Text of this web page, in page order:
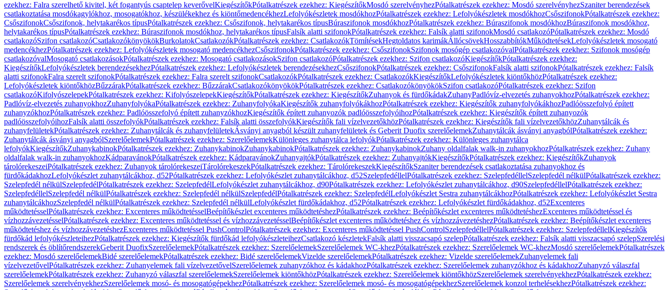
ezekhez: Falra szerelhető kivitel, két fogantyús csaptelep keverővelKiegészítőkPótalkatrészek ezekhez: KiegészítőkMosdó szerelvényhezPótalkatrészek ezekhez: Mosdó szerelvényhezSzaniter berendezések
csatlakoztatása mosdókagylókhoz, mosogatókhoz, készülékekhez és kiöntőmedencékhezLefolyókészletek mosdókhozPótalkatrészek ezekhez: Lefolyókészletek mosdókhozCsőszifonokPótalkatrészek ezekhez:
CsőszifonokCsőszifonok, helytakarékos típusPótalkatrészek ezekhez: Csőszifonok, helytakarékos típusBúraszifonok mosdókhozPótalkatrészek ezekhez: Búraszifonok mosdókhozBúraszifonok mosdókhoz,
helytakarékos típusPótalkatrészek ezekhez: Búraszifonok mosdókhoz, helytakarékos típusFalsík alatti szifonokPótalkatrészek ezekhez: Falsík alatti szifonokMosdó csatlakozóPótalkatrészek ezekhez: Mosdó
csatlakozóSzifon csatlakozóCsatlakozókönyökökBurkolatokCsatlakozókPótalkatrészek ezekhez: CsatlakozókTömítésekHegtoldatos karimákÁllócsövekHosszabbítókMűködtetésekLefolyókészletek mosogató
medencékhezPótalkatrészek ezekhez: Lefolyókészletek mosogató medencékhezCsőszifonokPótalkatrészek ezekhez: CsőszifonokSzifonok mosógép csatlakozóvalPótalkatrészek ezekhez: Szifonok mosógép
csatlakozóvalMosogató csatlakozásokPótalkatrészek ezekhez: Mosogató csatlakozásokSzifon csatlakozóPótalkatrészek ezekhez: Szifon csatlakozóKiegészítőkPótalkatrészek ezekhez:
KiegészítőkLefolyókészletek berendezésekhezPótalkatrészek ezekhez: Lefolyókészletek berendezésekhezCsőszifonokPótalkatrészek ezekhez: CsőszifonokFalsík alatti szifonokPótalkatrészek ezekhez: Falsík
alatti szifonokFalra szerelt szifonokPótalkatrészek ezekhez: Falra szerelt szifonokCsatlakozókPótalkatrészek ezekhez: CsatlakozókKiegészítőkLefolyókészletek kiöntőkhözPótalkatrészek ezekhez:
Lefolyókészletek kiöntőkhözBűzzárakPótalkatrészek ezekhez: BűzzárakCsatlakozókönyökökPótalkatrészek ezekhez: CsatlakozókönyökökSzifon csatlakozóPótalkatrészek ezekhez: Szifon
csatlakozóKifolyószelepekPótalkatrészek ezekhez: KifolyószelepekKiegészítőkPótalkatrészek ezekhez: KiegészítőkZuhanyok és fürdőkádakZuhanyPadlóvíz-elvezetés zuhanyokhozPótalkatrészek ezekhez:
Padlóvíz-elvezetés zuhanyokhozZuhanyfolyókaPótalkatrészek ezekhez: ZuhanyfolyókaKiegészítők zuhanyfolyókákhozPótalkatrészek ezekhez: Kiegészítők zuhanyfolyókákhozPadlóösszefolyó épített
zuhanyzókhozPótalkatrészek ezekhez: Padlóösszefolyó épített zuhanyzókhozKiegészítők épített zuhanyozók padlóösszefolyóihozPótalkatrészek ezekhez: Kiegészítők épített zuhanyozók
padlóösszefolyóihozFalsík alatti összefolyókPótalkatrészek ezekhez: Falsík alatti összefolyókKiegészítők fali vízelvezetőkhözPótalkatrészek ezekhez: Kiegészítők fali vízelvezetőkhözZuhanytálcák és
zuhanyfelületekPótalkatrészek ezekhez: Zuhanytálcák és zuhanyfelületekÁsványi anyagból készült zuhanyfelületek és Geberit Duofix szerelőelemekZuhanytálcák ásványi anyagbólPótalkatrészek ezekhez:
Zuhanytálcák ásványi anyagbólSzerelőelemekPótalkatrészek ezekhez: SzerelőelemekKülönleges zuhanytálca lefolyókPótalkatrészek ezekhez: Különleges zuhanytálca
lefolyókKiegészítőkZuhanykabinokPótalkatrészek ezekhez: ZuhanykabinokZuhanykabinokPótalkatrészek ezekhez: ZuhanykabinokZuhany oldalfalak walk-in zuhanyokhozPótalkatrészek ezekhez: Zuhany
oldalfalak walk-in zuhanyokhozKádparavánokPótalkatrészek ezekhez: KádparavánokZuhanyajtókPótalkatrészek ezekhez: ZuhanyajtókKiegészítőkPótalkatrészek ezekhez: KiegészítőkZuhanyok
tárolórekeszeiPótalkatrészek ezekhez: Zuhanyok tárolórekeszeiTárolórekeszekPótalkatrészek ezekhez: TárolórekeszekKiegészítőkSzaniter berendezések csatlakoztatása zuhanyokhoz és
fürdőkádakhozLefolyókészlet zuhanytálcákhoz, d52Pótalkatrészek ezekhez: Lefolyókészlet zuhanytálcákhoz, d52SzelepfedéllelPótalkatrészek ezekhez: SzelepfedéllelSzelepfedél nélkülPótalkatrészek ezekhez:
Szelepfedél nélkülSzelepfedélPótalkatrészek ezekhez: SzelepfedélLefolyókészlet zuhanytálcákhoz, d90Pótalkatrészek ezekhez: Lefolyókészlet zuhanytálcákhoz, d90SzelepfedéllelPótalkatrészek ezekhez:
SzelepfedéllelSzelepfedél nélkülPótalkatrészek ezekhez: Szelepfedél nélkülSzelepfedélPótalkatrészek ezekhez: SzelepfedélLefolyókészlet Sestra zuhanytálcákhozPótalkatrészek ezekhez: Lefolyókészlet Sestra
zuhanytálcákhozSzelepfedél nélkülPótalkatrészek ezekhez: Szelepfedél nélkülLefolyókészlet fürdőkádakhoz, d52Pótalkatrészek ezekhez: Lefolyókészlet fürdőkádakhoz, d52Excenteres
működtetésselPótalkatrészek ezekhez: Excenteres működtetésselBeépítőkészlet excenteres működtetéshezPótalkatrészek ezekhez: Beépítőkészlet excenteres működtetéshezExcenteres működtetéssel és
vízhozzávezetésselPótalkatrészek ezekhez: Excenteres működtetéssel és vízhozzávezetésselBeépítőkészlet excenteres működtetéshez és vízhozzávezetéshezPótalkatrészek ezekhez: Beépítőkészlet excenteres
működtetéshez és vízhozzávezetéshezExcenteres működtetéssel PushControlPótalkatrészek ezekhez: Excenteres működtetéssel PushControlSzelepfedéllelPótalkatrészek ezekhez: SzelepfedéllelKiegészítők
fürdőkád lefolyókészleteihezPótalkatrészek ezekhez: Kiegészítők fürdőkád lefolyókészleteihezCsatlakozó készletekFalsík alatti visszacsapó szelepPótalkatrészek ezekhez: Falsík alatti visszacsapó szelepSzerelési
rendszerek és öblítőrendszerekGeberit DuofixSzerelőelemekPótalkatrészek ezekhez: SzerelőelemekSzerelőelemek WC-khezPótalkatrészek ezekhez: Szerelőelemek WC-khezMosdó szerelőelemekPótalkatrészek
ezekhez: Mosdó szerelőelemekBidé szerelőelemekPótalkatrészek ezekhez: Bidé szerelőelemekVizelde szerelőelemekPótalkatrészek ezekhez: Vizelde szerelőelemekZuhanyelemek fali
vízelvezetővelPótalkatrészek ezekhez: Zuhanyelemek fali vízelvezetővelSzerelőelemek zuhanyzókhoz és kádakhozPótalkatrészek ezekhez: Szerelőelemek zuhanyzókhoz és kádakhozZuhanyzó válaszfal
szerelőelemekPótalkatrészek ezekhez: Zuhanyzó válaszfal szerelőelemekSzerelőelemek kiöntőkhözPótalkatrészek ezekhez: Szerelőelemek kiöntőkhözSzerelőelemek szerelvényekhezPótalkatrészek ezekhez:
Szerelőelemek szerelvényekhezSzerelőelemek mosó- és mosogatógépekhezPótalkatrészek ezekhez: Szerelőelemek mosó- és mosogatógépekhezSzerelőelemek konzol terhelésekhezPótalkatrészek ezekhez: